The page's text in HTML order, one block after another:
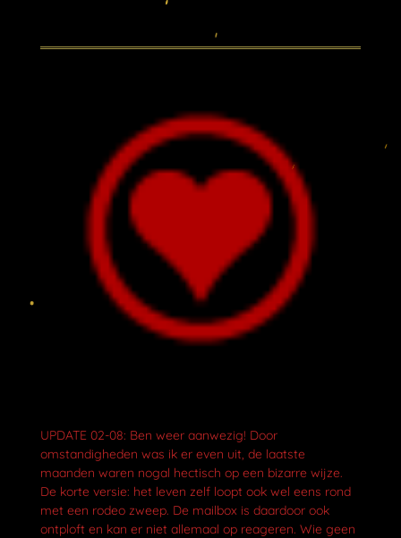
UPDATE 02-08: Ben weer aanwezig! Door
omstandigheden was ik er even uit, de laatste
maanden waren nogal hectisch op een bizarre wijze.
De korte versie: het leven zelf loopt ook wel eens rond
met een rodeo zweep. De mailbox is daardoor ook
ontploft en kan er niet allemaal op reageren. Wie geen